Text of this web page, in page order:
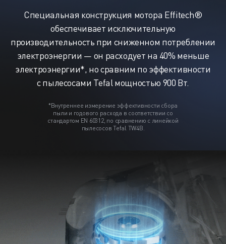
Cпециальная конструкция мотора Effitech®
обеспечивает исключительную
производительность при сниженном потреблении
электроэнергии — он расходует на 40% меньше
электроэнергии*, но сравним по эффективности
с пылесосами Tefal мощностью 900 Вт.
*Внутреннее измерение эффективности сбора
пыли и годового расхода в соответствии со
стандартом EN 60312, по сравнению с линейкой
пылесосов Tefal TW4B.